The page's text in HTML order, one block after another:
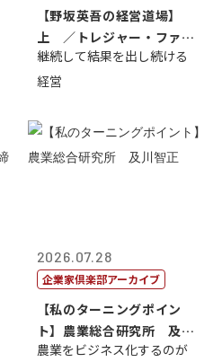
【野坂英吾の経営道場】
上 ／トレジャー・ファク
トリー社長野坂...
継続して結果を出し続ける
経営
2026.07.28
企業家倶楽部アーカイブ
【私のターニングポイン
ト】農業総合研究所 及川
智正
農業をビジネス化するのが